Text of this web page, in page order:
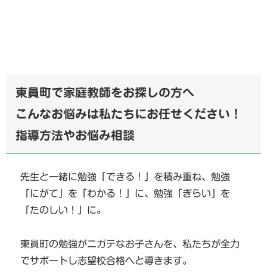
東員町で家庭教師をお探しの方へ
こんなお悩みは私たちにお任せください！
指導方法やお悩み相談
先生と一緒に勉強「できる！」を積み重ね、勉強
「にがて」を「わかる！」に、勉強「ぎらい」を
「たのしい！」に。
東員町の勉強がニガテなお子さんを、私たちが全力
でサポートし志望校合格へと導きます。